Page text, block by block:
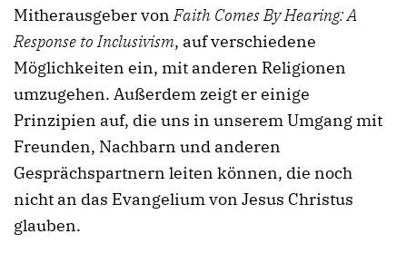
Mitherausgeber vonFaith Comes By Hearing: A
Response to Inclusivism, auf verschiedene
Möglichkeiten ein, mit anderen Religionen
umzugehen. Außerdem zeigt er einige
Prinzipien auf, die uns in unserem Umgang mit
Freunden, Nachbarn und anderen
Gesprächspartnern leiten können, die noch
nicht an das Evangelium von Jesus Christus
glauben.